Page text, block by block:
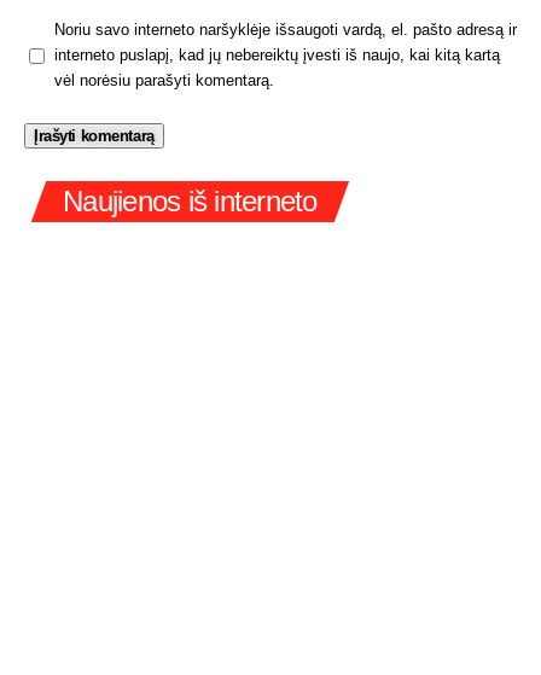
Noriu savo interneto naršyklėje išsaugoti vardą, el. pašto adresą ir
interneto puslapį, kad jų nebereiktų įvesti iš naujo, kai kitą kartą
vėl norėsiu parašyti komentarą.
Naujienos iš interneto